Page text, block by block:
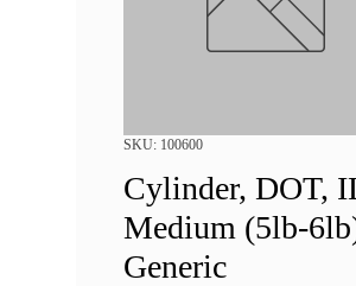
SKU: 100600
Cylinder, DOT,
Medium (5lb-
Generic